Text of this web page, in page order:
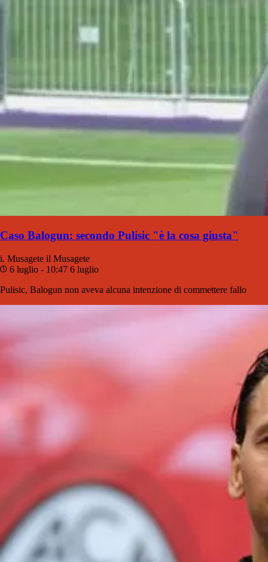
Caso Balogun: secondo Pulisic "è la cosa giusta"
i. Musagete il Musagete
6 luglio - 10:47 6 luglio
Pulisic, Balogun non aveva alcuna intenzione di commettere fallo